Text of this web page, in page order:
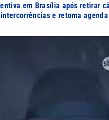
em Brasília após retirar
e retoma